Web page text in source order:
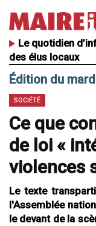
Le quotidien
des élus locaux
Édition du
SOCIÉTÉ
Ce que
de loi «
violences
Le texte
l'Assemblée
le devant de la